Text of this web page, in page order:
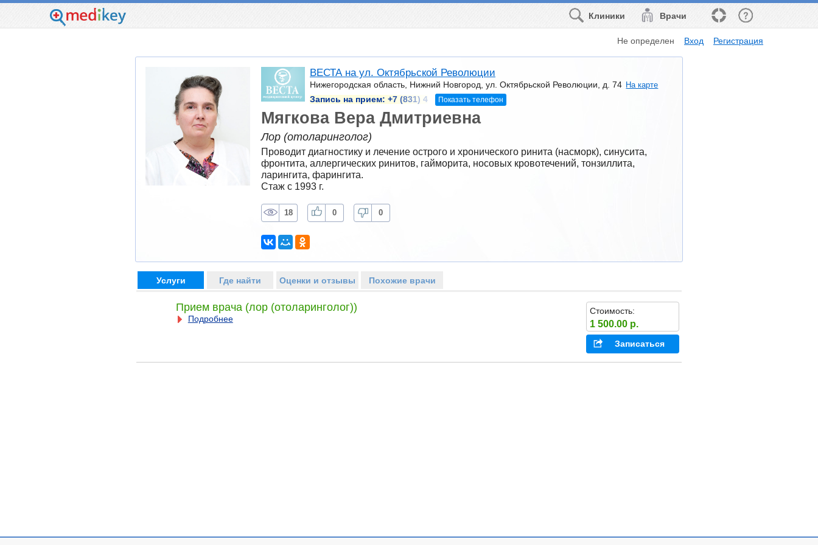
Врачи
Клиники
Не определен Вход Регистрация
ВЕСТА на ул. Октябрьской Революции
Нижегородская область, Нижний Новгород, ул. Октябрьской Революции, д. 74 На карте
Запись на прием: +7 (831) 4 Показать телефон
Мягкова Вера Дмитриевна
Лор (отоларинголог)
Проводит диагностику и лечение острого и хронического ринита (насморк), синусита,
фронтита, аллергических ринитов, гайморита, носовых кровотечений, тонзиллита,
ларингита, фарингита.
Стаж с 1993 г.
18 0 0
Услуги Где найти Оценки и отзывы Похожие врачи
Прием врача (лор (отоларинголог))
Подробнее
Стоимость:
1 500.00 р.
Записаться